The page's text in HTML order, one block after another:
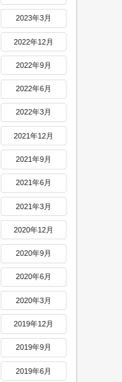
2023年3月
2022年12月
2022年9月
2022年6月
2022年3月
2021年12月
2021年9月
2021年6月
2021年3月
2020年12月
2020年9月
2020年6月
2020年3月
2019年12月
2019年9月
2019年6月